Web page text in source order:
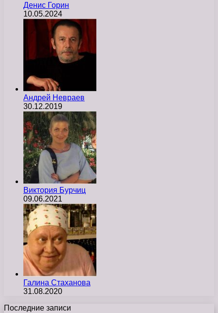
Денис Горин
10.05.2024
Андрей Невраев
30.12.2019
Виктория Бурчиц
09.06.2021
Галина Стаханова
31.08.2020
Последние записи